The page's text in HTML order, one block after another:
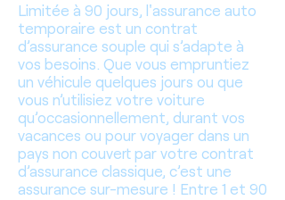
Limitée à 90 jours, l'assurance auto
temporaire est un contrat
d’assurance souple qui s’adapte à
vos besoins. Que vous empruntiez
un véhicule quelques jours ou que
vous n’utilisiez votre voiture
qu’occasionnellement, durant vos
vacances ou pour voyager dans un
pays non couvert par votre contrat
d’assurance classique, c’est une
assurance sur-mesure ! Entre 1 et 90